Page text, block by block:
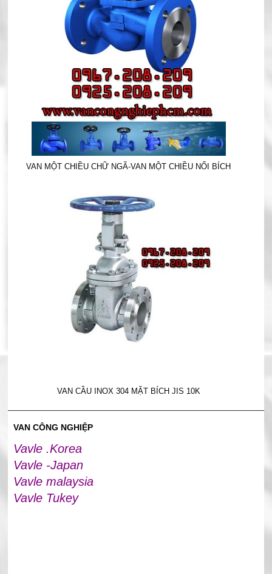
VAN MỘT CHIỀU CHỮ NGÃ-VAN MỘT CHIỀU NỐI BÍCH
VAN CẦU INOX 304 MẶT BÍCH JIS 10K
VAN CÔNG NGHIỆP
Vavle .Korea
Vavle -Japan
Vavle malaysia
Vavle Tukey